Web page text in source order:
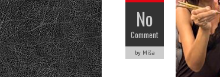
No
Comment
by Míša